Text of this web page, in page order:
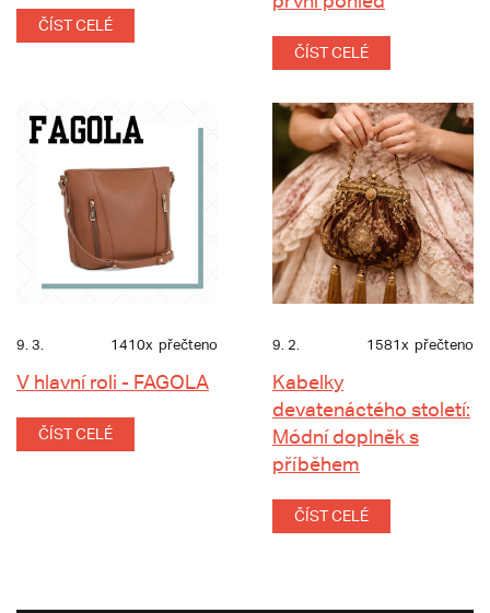
ČÍST CELÉ
ČÍST CELÉ
9. 3. 1410x přečteno
V hlavní roli - FAGOLA
ČÍST CELÉ
9. 2. 1581x přečteno
Kabelky
devatenáctého století:
Módní doplněk s
příběhem
ČÍST CELÉ